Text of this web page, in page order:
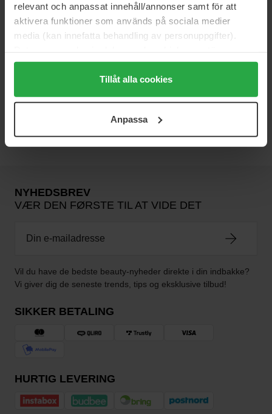
relevant och anpassat innehåll/annonser samt för att
aktivera funktioner som används på sociala medier
media (kan innefatta behandling av personuppgifter).
Genom att trycka på "Tillåt alla cookies" accepterar du
alla cookies, medan du under "Detaljer" kan anpassa
användningen av cookies. Du kan när som helst återkalla
samt vår Integritetspolicy.
Tillåt alla cookies
Anpassa
198 kr
Normalpris 244 kr
30 ml
171 kr
Normalpris 209 kr
Hyggee
100 ml
Hyggee
Foam
Normalpris 209 kr
NYHEDSBREV
VÆR DEN FØRSTE TIL AT VIDE DET
Vil du have de bedste beauty-nyheder direkte i din indbakke?
Vi giver dig de seneste trends, tips og eksklusive tilbud!
SIKKER BETALING
HURTIG LEVERING